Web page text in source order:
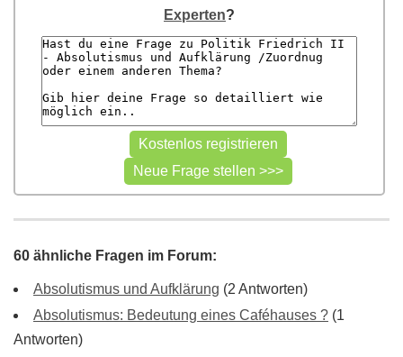
Experten?
60 ähnliche Fragen im Forum:
Absolutismus und Aufklärung (2 Antworten)
Absolutismus: Bedeutung eines Caféhauses ? (1
Antworten)